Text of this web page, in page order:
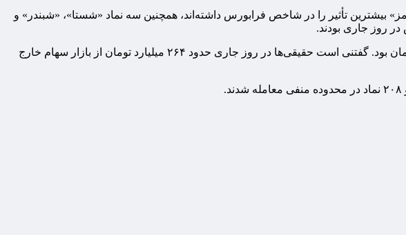
بیشترین تأثیر را در شاخص فرابورس داشته‌اند، همچنین سه نماد «شستا»، «شبندر» و
روز جاری بودند.
لازم به ذکر است که ارزش معاملات خُرد در بازار امروز مورخ ۳۱ تیر ماه ۱۴۰۳، مبلغ ۲ هزار میلیارد و ۹۶۷ میلیون تومان بود. گفتنی است حقیقی‌ها در روز جاری حدود ۲۶۴ میلیارد تومان از بازار سهام خارج